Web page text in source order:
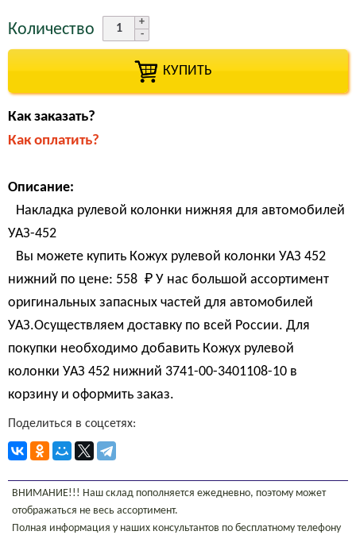
Количество
КУПИТЬ
Как заказать?
Как оплатить?
Описание:
Накладка рулевой колонки нижняя для автомобилей
УАЗ-452
Вы можете купить Кожух рулевой колонки УАЗ 452
нижний по цене: 558 ₽ У нас большой ассортимент
оригинальных запасных частей для автомобилей
УАЗ.Осуществляем доставку по всей России. Для
покупки необходимо добавить Кожух рулевой
колонки УАЗ 452 нижний 3741-00-3401108-10 в
корзину и оформить заказ.
Поделиться в соцсетях:
ВНИМАНИЕ!!! Наш склад пополняется ежедневно, поэтому может
отображаться не весь ассортимент.
Полная информация у наших консультантов по бесплатному телефону